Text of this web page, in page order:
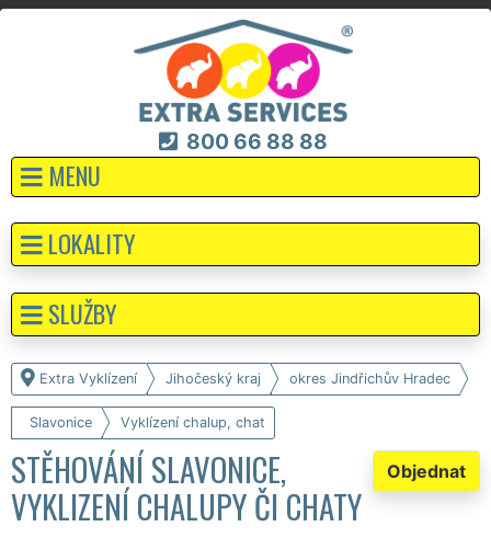
800 66 88 88
MENU
Extra Vyklízení Jihočeský kraj okres Jindřichův Hradec
Slavonice Vyklízení chalup, chat
Objednat
STĚHOVÁNÍ SLAVONICE,
VYKLIZENÍ CHALUPY ČI CHATY
LOKALITY
SLUŽBY